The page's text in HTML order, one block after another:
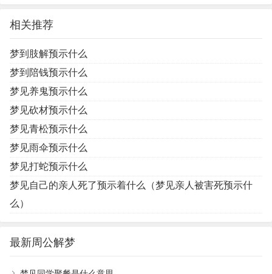
相关推荐
梦到肢解预示什么
梦到陪钱预示什么
梦见养鬼预示什么
梦见砍材预示什么
梦见青松预示什么
梦见雨伞预示什么
梦见打蛇预示什么
梦见自己的亲人死了预示着什么（梦见亲人被害死预示什
么）
最新周公解梦